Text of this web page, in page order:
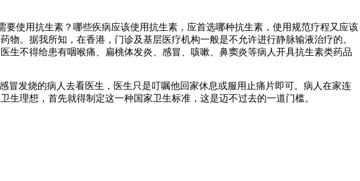
使用抗生素？哪些疾病应该使用抗生素，应首选哪种抗生素，使用规范疗程又应该
。据我所知，在香港，门诊及基层医疗机构一般是不允许进行静脉输液治疗的。
不得给患有咽喉痛、扁桃体发炎、感冒、咳嗽、鼻窦炎等病人开具抗生素类药品
发烧的病人去看医生，医生只是叮嘱他回家休息或服用止痛片即可。病人在家连
理想，首先就得制定这一种国家卫生标准，这是迈不过去的一道门槛。